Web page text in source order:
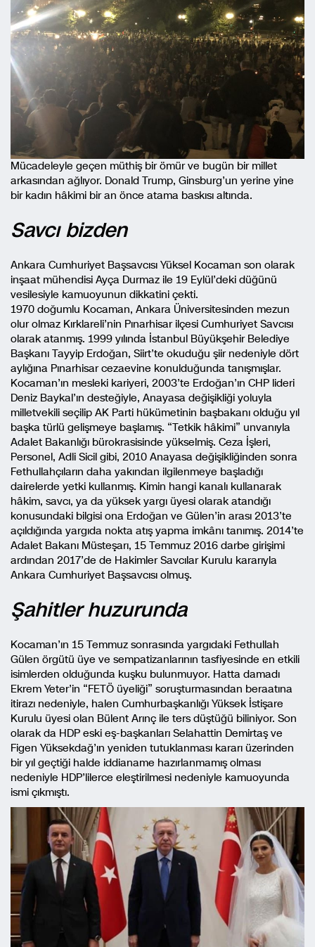
Mücadeleyle geçen müthiş bir ömür ve bugün bir millet
arkasından ağlıyor. Donald Trump, Ginsburg’un yerine yine
bir kadın hâkimi bir an önce atama baskısı altında.
Savcı bizden
Ankara Cumhuriyet Başsavcısı Yüksel Kocaman son olarak
inşaat mühendisi Ayça Durmaz ile 19 Eylül’deki düğünü
vesilesiyle kamuoyunun dikkatini çekti.
1970 doğumlu Kocaman, Ankara Üniversitesinden mezun
olur olmaz Kırklareli’nin Pınarhisar ilçesi Cumhuriyet Savcısı
olarak atanmış. 1999 yılında İstanbul Büyükşehir Belediye
Başkanı Tayyip Erdoğan, Siirt’te okuduğu şiir nedeniyle dört
aylığına Pınarhisar cezaevine konulduğunda tanışmışlar.
Kocaman’ın mesleki kariyeri, 2003’te Erdoğan’ın CHP lideri
Deniz Baykal’ın desteğiyle, Anayasa değişikliği yoluyla
milletvekili seçilip AK Parti hükümetinin başbakanı olduğu yıl
başka türlü gelişmeye başlamış. “Tetkik hâkimi” unvanıyla
Adalet Bakanlığı bürokrasisinde yükselmiş. Ceza İşleri,
Personel, Adli Sicil gibi, 2010 Anayasa değişikliğinden sonra
Fethullahçıların daha yakından ilgilenmeye başladığı
dairelerde yetki kullanmış. Kimin hangi kanalı kullanarak
hâkim, savcı, ya da yüksek yargı üyesi olarak atandığı
konusundaki bilgisi ona Erdoğan ve Gülen’in arası 2013’te
açıldığında yargıda nokta atış yapma imkânı tanımış. 2014’te
Adalet Bakanı Müsteşarı, 15 Temmuz 2016 darbe girişimi
ardından 2017’de de Hakimler Savcılar Kurulu kararıyla
Ankara Cumhuriyet Başsavcısı olmuş.
Şahitler huzurunda
Kocaman’ın 15 Temmuz sonrasında yargıdaki Fethullah
Gülen örgütü üye ve sempatizanlarının tasfiyesinde en etkili
isimlerden olduğunda kuşku bulunmuyor. Hatta damadı
Ekrem Yeter’in “FETÖ üyeliği” soruşturmasından beraatına
itirazı nedeniyle, halen Cumhurbaşkanlığı Yüksek İstişare
Kurulu üyesi olan Bülent Arınç ile ters düştüğü biliniyor. Son
olarak da HDP eski eş-başkanları Selahattin Demirtaş ve
Figen Yüksekdağ’ın yeniden tutuklanması kararı üzerinden
bir yıl geçtiği halde iddianame hazırlanmamış olması
nedeniyle HDP’lilerce eleştirilmesi nedeniyle kamuoyunda
ismi çıkmıştı.